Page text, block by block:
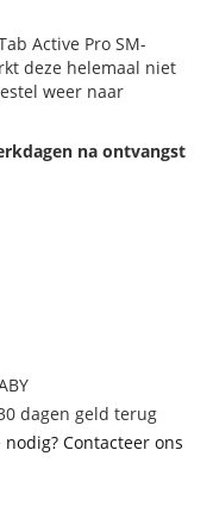
Active Pro SM-
deze helemaal niet
weer naar
na ontvangst
dagen geld terug
Contacteer ons